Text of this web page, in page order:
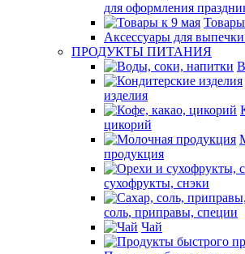
для оформления
Аксессуары для
ПРОДУКТЫ ПИТАНИЯ
изделия
цикорий
продукция
сухофрукты, снэки
соль, приправы, специи
Чай